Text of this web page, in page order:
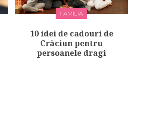
FAMILIA
10 idei de cadouri de
Crăciun pentru
persoanele dragi